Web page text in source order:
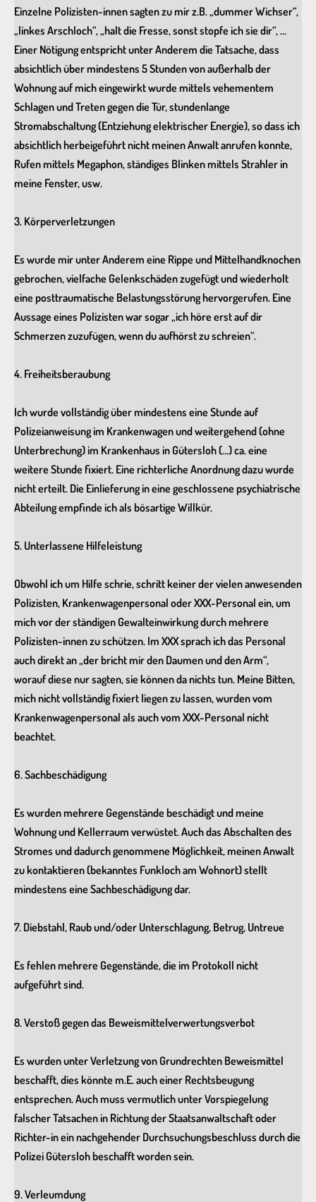
Einzelne Polizisten-innen sagten zu mir z.B. „dummer Wichser“,
„linkes Arschloch“, „halt die Fresse, sonst stopfe ich sie dir“, …
Einer Nötigung entspricht unter Anderem die Tatsache, dass
absichtlich über mindestens 5 Stunden von außerhalb der
Wohnung auf mich eingewirkt wurde mittels vehementem
Schlagen und Treten gegen die Tür, stundenlange
Stromabschaltung (Entziehung elektrischer Energie), so dass ich
absichtlich herbeigeführt nicht meinen Anwalt anrufen konnte,
Rufen mittels Megaphon, ständiges Blinken mittels Strahler in
meine Fenster, usw.
3. Körperverletzungen
Es wurde mir unter Anderem eine Rippe und Mittelhandknochen
gebrochen, vielfache Gelenkschäden zugefügt und wiederholt
eine posttraumatische Belastungsstörung hervorgerufen. Eine
Aussage eines Polizisten war sogar „ich höre erst auf dir
Schmerzen zuzufügen, wenn du aufhörst zu schreien“.
4. Freiheitsberaubung
Ich wurde vollständig über mindestens eine Stunde auf
Polizeianweisung im Krankenwagen und weitergehend (ohne
Unterbrechung) im Krankenhaus in Gütersloh (…) ca. eine
weitere Stunde fixiert. Eine richterliche Anordnung dazu wurde
nicht erteilt. Die Einlieferung in eine geschlossene psychiatrische
Abteilung empfinde ich als bösartige Willkür.
5. Unterlassene Hilfeleistung
Obwohl ich um Hilfe schrie, schritt keiner der vielen anwesenden
Polizisten, Krankenwagenpersonal oder XXX-Personal ein, um
mich vor der ständigen Gewalteinwirkung durch mehrere
Polizisten-innen zu schützen. Im XXX sprach ich das Personal
auch direkt an „der bricht mir den Daumen und den Arm“,
worauf diese nur sagten, sie können da nichts tun. Meine Bitten,
mich nicht vollständig fixiert liegen zu lassen, wurden vom
Krankenwagenpersonal als auch vom XXX-Personal nicht
beachtet.
6. Sachbeschädigung
Es wurden mehrere Gegenstände beschädigt und meine
Wohnung und Kellerraum verwüstet. Auch das Abschalten des
Stromes und dadurch genommene Möglichkeit, meinen Anwalt
zu kontaktieren (bekanntes Funkloch am Wohnort) stellt
mindestens eine Sachbeschädigung dar.
7. Diebstahl, Raub und/oder Unterschlagung, Betrug, Untreue
Es fehlen mehrere Gegenstände, die im Protokoll nicht
aufgeführt sind.
8. Verstoß gegen das Beweismittelverwertungsverbot
Es wurden unter Verletzung von Grundrechten Beweismittel
beschafft, dies könnte m.E. auch einer Rechtsbeugung
entsprechen. Auch muss vermutlich unter Vorspiegelung
falscher Tatsachen in Richtung der Staatsanwaltschaft oder
Richter-in ein nachgehender Durchsuchungsbeschluss durch die
Polizei Gütersloh beschafft worden sein.
9. Verleumdung